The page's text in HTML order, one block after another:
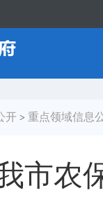
开 > 重点领域信息
市农